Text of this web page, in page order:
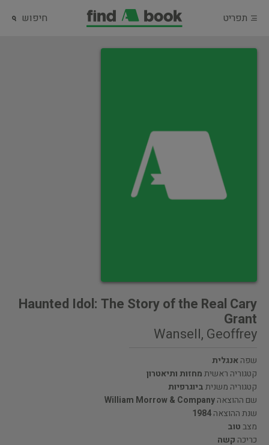
תפריט חיפוש
Haunted Idol: The Story of the Real Cary
Grant
Wansell, Geoffrey
שפהאנגלית
קטגוריה ראשיתמחזות ותיאטרון
קטגוריה משניתביוגרפיות
שם ההוצאהWilliam Morrow & Company
שנת ההוצאה1984
מצבטוב
כריכה קשה